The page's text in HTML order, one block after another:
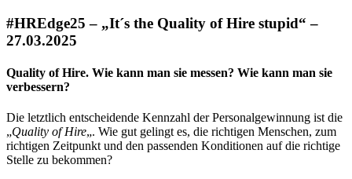
#HREdge25 – „It´s the Quality of Hire stupid“ –
27.03.2025
Quality of Hire. Wie kann man sie messen? Wie kann man sie
verbessern?
Die letztlich entscheidende Kennzahl der Personalgewinnung ist die
„Quality of Hire„. Wie gut gelingt es, die richtigen Menschen, zum
richtigen Zeitpunkt und den passenden Konditionen auf die richtige
Stelle zu bekommen?